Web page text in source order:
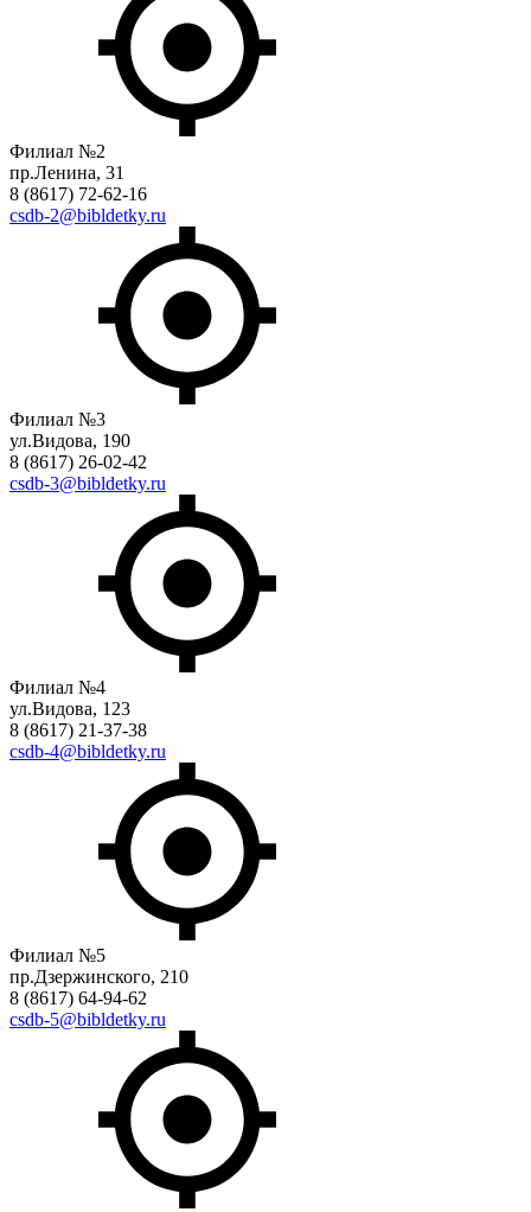
Филиал №2
пр.Ленина, 31
8 (8617) 72-62-16
csdb-2@bibldetky.ru
Филиал №3
ул.Видова, 190
8 (8617) 26-02-42
csdb-3@bibldetky.ru
Филиал №4
ул.Видова, 123
8 (8617) 21-37-38
csdb-4@bibldetky.ru
Филиал №5
пр.Дзержинского, 210
8 (8617) 64-94-62
csdb-5@bibldetky.ru